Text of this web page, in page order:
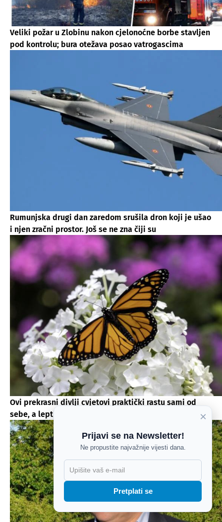
Veliki požar u Zlobinu nakon cjelonoćne borbe stavljen
pod kontrolu; bura otežava posao vatrogascima
Rumunjska drugi dan zaredom srušila dron koji je ušao
i njen zračni prostor. Još se ne zna čiji su
Ovi prekrasni divlji cvjetovi praktički rastu sami od
sebe, a leptiri i pčele ih obožavaju
×
Prijavi se na Newsletter!
Ne propustite najvažnije vijesti dana.
Pretplati se